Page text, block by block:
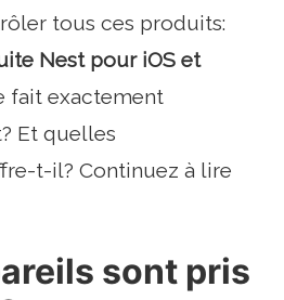
tous ces produits:
Nest pour iOS et
fait exactement
Et quelles
t-il? Continuez à lire
sont pris